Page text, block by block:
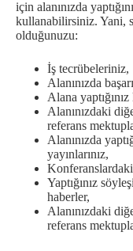
için alanınızda
kullanabilirsiniz. Yani,
olduğunuzu:
İş tecrübeleriniz,
Alanınızda
Alana yaptığınız
Alanınızdaki
referans
Alanınızda
yayınlarınız,
Konferanslardaki
Yaptığınız
haberler,
Alanınızdaki
referans